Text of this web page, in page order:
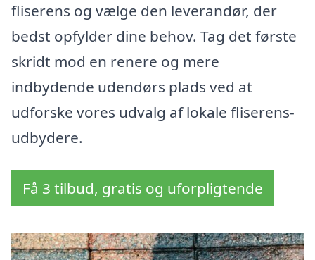
fliserens og vælge den leverandør, der
bedst opfylder dine behov. Tag det første
skridt mod en renere og mere
indbydende udendørs plads ved at
udforske vores udvalg af lokale fliserens-
udbydere.
Få 3 tilbud, gratis og uforpligtende